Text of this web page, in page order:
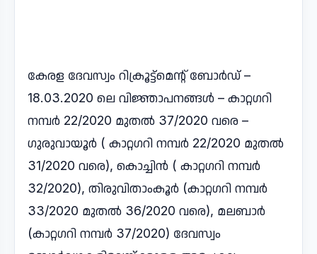
കേരള ദേവസ്വം റിക്രൂട്ട്മെന്റ് ബോര്‍ഡ് –
18.03.2020 ലെ വിജ്ഞാപനങ്ങള്‍ – കാറ്റഗറി
നമ്പര്‍ 22/2020 മുതല്‍ 37/2020 വരെ –
ഗുരുവായൂര്‍ ( കാറ്റഗറി നമ്പര്‍ 22/2020 മുതല്‍
31/2020 വരെ), കൊച്ചിന്‍ ( കാറ്റഗറി നമ്പര്‍
32/2020), തിരുവിതാംകൂര്‍ (കാറ്റഗറി നമ്പര്‍
33/2020 മുതല്‍ 36/2020 വരെ), മലബാര്‍
(കാറ്റഗറി നമ്പര്‍ 37/2020) ദേവസ്വം